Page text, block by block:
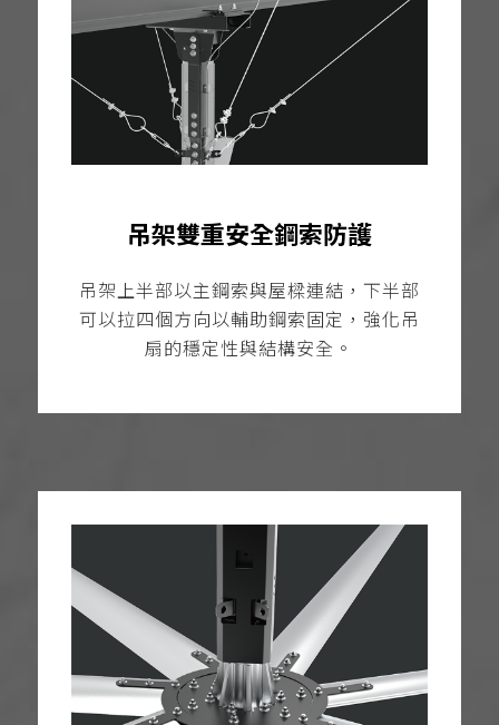
吊架雙重安全鋼索防護
吊架上半部以主鋼索與屋樑連結，下半部
可以拉四個方向以輔助鋼索固定，強化吊
扇的穩定性與結構安全。